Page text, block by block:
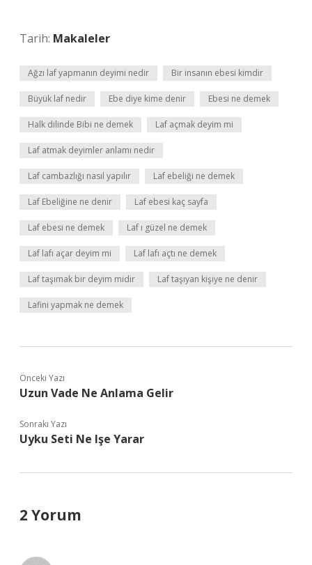
Tarih: Makaleler
Ağzı laf yapmanın deyimi nedir Bir insanın ebesi kimdir
Büyük laf nedir Ebe diye kime denir Ebesi ne demek
Halk dilinde Bibi ne demek Laf açmak deyim mi
Laf atmak deyimler anlamı nedir
Laf cambazlığı nasıl yapılır Laf ebeliği ne demek
Laf Ebeliğine ne denir Laf ebesi kaç sayfa
Laf ebesi ne demek Laf ı güzel ne demek
Laf lafı açar deyim mi Laf lafı açtı ne demek
Laf taşımak bir deyim midir Laf taşıyan kişiye ne denir
Lafini yapmak ne demek
Önceki Yazı
Uzun Vade Ne Anlama Gelir
Sonraki Yazı
Uyku Seti Ne Işe Yarar
2 Yorum